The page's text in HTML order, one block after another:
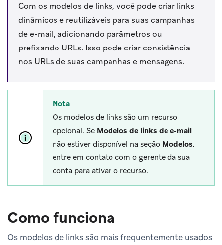
Com os modelos de links, você pode criar links
dinâmicos e reutilizáveis para suas campanhas
de e-mail, adicionando parâmetros ou
prefixando URLs. Isso pode criar consistência
nos URLs de suas campanhas e mensagens.
Nota
Os modelos de links são um recurso
opcional. Se Modelos de links de e-mail
não estiver disponível na seção Modelos,
entre em contato com o gerente da sua
conta para ativar o recurso.
Como funciona
Os modelos de links são mais frequentemente usados